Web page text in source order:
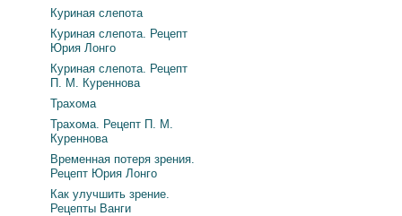
Куриная слепота
Куриная слепота. Рецепт
Юрия Лонго
Куриная слепота. Рецепт
П. М. Куреннова
Трахома
Трахома. Рецепт П. М.
Куреннова
Временная потеря зрения.
Рецепт Юрия Лонго
Как улучшить зрение.
Рецепты Ванги